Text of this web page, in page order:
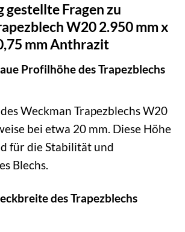
gestellte Fragen zu
W20 2.950 mm x
mm Anthrazit
Profilhöhe des Trapezblechs
Weckman Trapezblechs W20
bei etwa 20 mm. Diese Höhe
für die Stabilität und
Blechs.
des Trapezblechs